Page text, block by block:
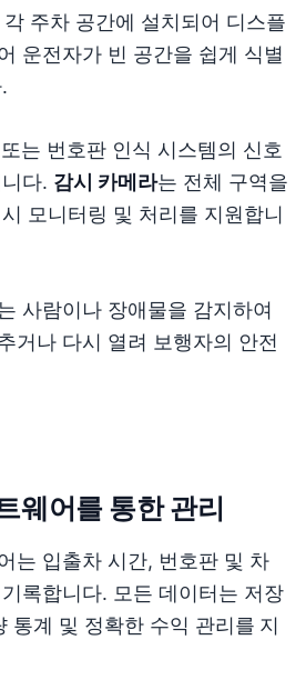
각 주차 공간에 설치되어 디스플
운전자가 빈 공간을 쉽게 식별
는 번호판 인식 시스템의 신호
다. 감시 카메라는 전체 구역을
모니터링 및 처리를 지원합니
사람이나 장애물을 감지하여
거나 다시 열려 보행자의 안전
웨어를 통한 관리
는 입출차 시간, 번호판 및 차
록합니다. 모든 데이터는 저장
통계 및 정확한 수익 관리를 지